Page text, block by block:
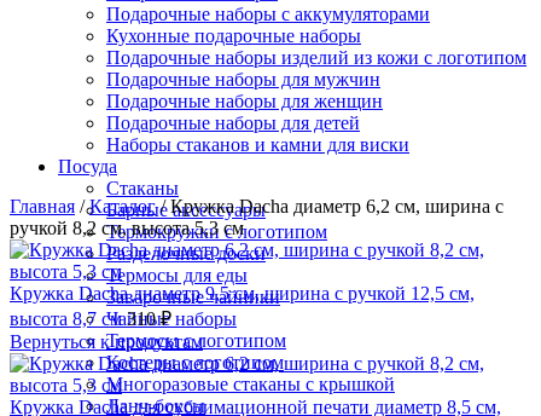
Подарочные наборы с аккумуляторами
Кухонные подарочные наборы
Подарочные наборы изделий из кожи с логотипом
Подарочные наборы для мужчин
Подарочные наборы для женщин
Подарочные наборы для детей
Наборы стаканов и камни для виски
Посуда
Стаканы
Барные аксессуары
Термокружки с логотипом
Разделочные доски
Термосы для еды
Заварочные чайники
Чайные наборы
Термосы с логотипом
Костеры с логотипом
Многоразовые стаканы с крышкой
Ланч-боксы
Главная /Каталог/Кружка Dacha диаметр 6,2 см, ширина с
ручкой 8,2 см, высота 5,3 см
Кружка Dacha диаметр 9,5 см, ширина с ручкой 12,5 см,
высота 8,7 см310₽
Вернуться к продуктам
Кружка Dacha для сублимационной печати диаметр 8,5 см,